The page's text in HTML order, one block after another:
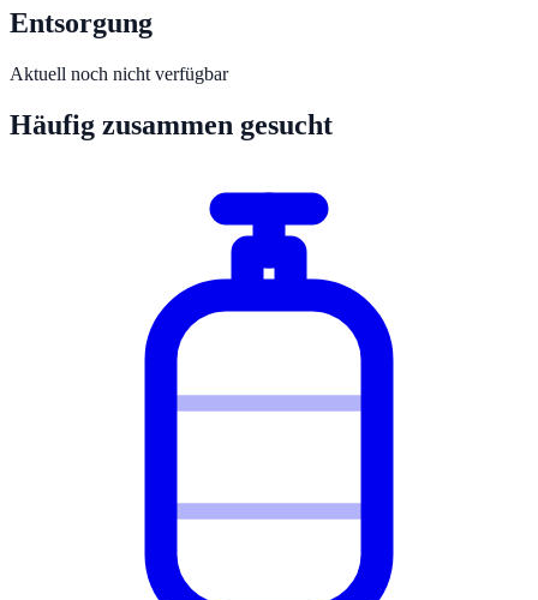
Entsorgung
Aktuell noch nicht verfügbar
Häufig zusammen gesucht